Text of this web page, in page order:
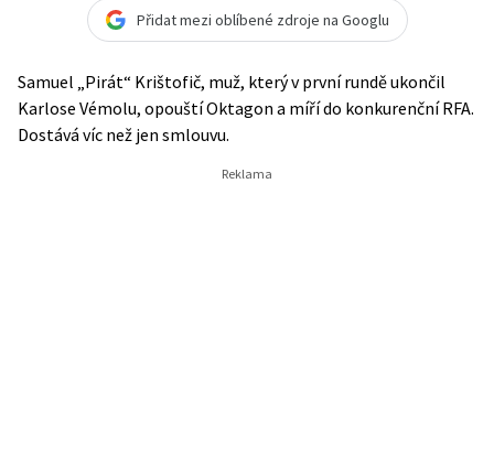
Přidat mezi oblíbené zdroje na Googlu
Samuel „Pirát“ Krištofič, muž, který v první rundě ukončil
Karlose Vémolu, opouští Oktagon a míří do konkurenční RFA.
Dostává víc než jen smlouvu.